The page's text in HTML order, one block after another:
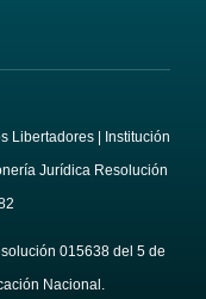
Libertadores | Institución
Jurídica Resolución
015638 del 5 de
Nacional.